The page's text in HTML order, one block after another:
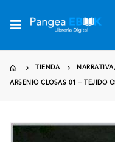
TIENDA NARRATIVA,
ARSENIO CLOSAS 01 – TEJIDO